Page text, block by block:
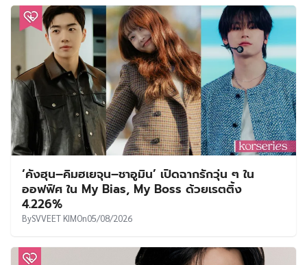
‘คังฮุน–คิมฮเยจุน–ชาอูมิน’ เปิดฉากรักวุ่น ๆ ใน
ออฟฟิศ ใน My Bias, My Boss ด้วยเรตติ้ง
4.226%
BySVVEET KIMOn05/08/2026